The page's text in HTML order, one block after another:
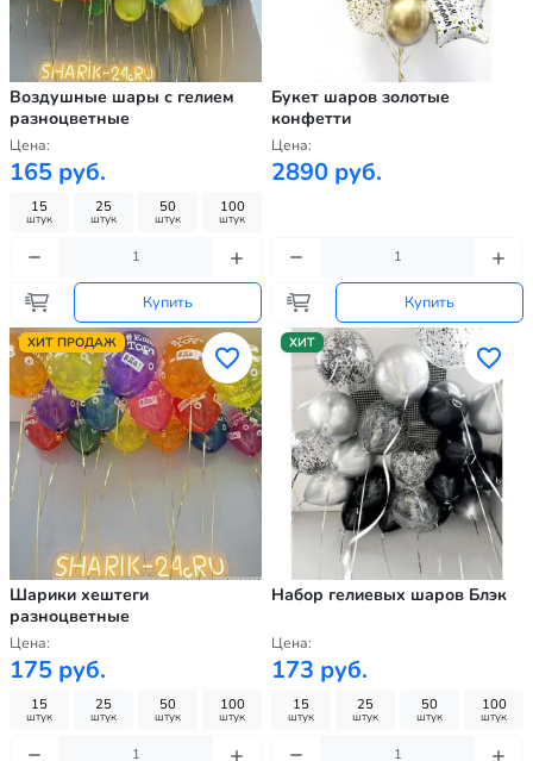
Воздушные шары с гелием
разноцветные
Цена:
165 руб.
15
штук
25
штук
50
штук
100
штук
Купить
Букет шаров золотые
конфетти
Цена:
2890 руб.
Купить
ХИТ ПРОДАЖ
Шарики хештеги
разноцветные
Цена:
175 руб.
15
штук
25
штук
50
штук
100
штук
ХИТ
Набор гелиевых шаров Блэк
Цена:
173 руб.
15
штук
25
штук
50
штук
100
штук